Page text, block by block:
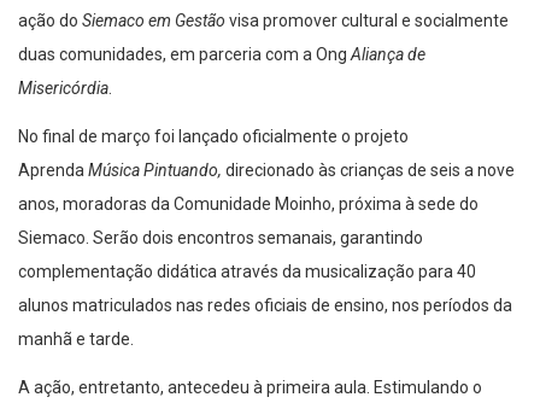
ação do Siemaco em Gestão visa promover cultural e socialmente
duas comunidades, em parceria com a Ong Aliança de
Misericórdia
No final de março foi lançado oficialmente o projeto
Aprenda Música Pintuando, direcionado às crianças de seis a nove
anos, moradoras da Comunidade Moinho, próxima à sede do
Siemaco. Serão dois encontros semanais, garantindo
complementação didática através da musicalização para 40
alunos matriculados nas redes oficiais de ensino, nos períodos da
manhã e tarde.
A ação, entretanto, antecedeu à primeira aula. Estimulando o